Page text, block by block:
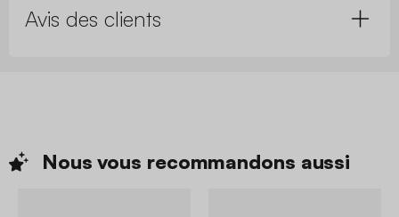
Avis des clients
Nous vous recommandons aussi